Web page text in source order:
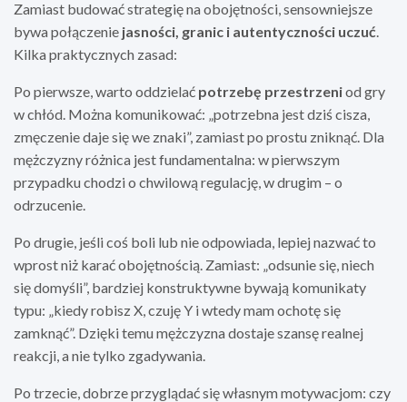
Zamiast budować strategię na obojętności, sensowniejsze
bywa połączenie jasności, granic i autentyczności uczuć.
Kilka praktycznych zasad:
Po pierwsze, warto oddzielać potrzebę przestrzeniod gry
w chłód. Można komunikować: „potrzebna jest dziś cisza,
zmęczenie daje się we znaki”, zamiast po prostu zniknąć. Dla
mężczyzny różnica jest fundamentalna: w pierwszym
przypadku chodzi o chwilową regulację, w drugim – o
odrzucenie.
Po drugie, jeśli coś boli lub nie odpowiada, lepiej nazwać to
wprost niż karać obojętnością. Zamiast: „odsunie się, niech
się domyśli”, bardziej konstruktywne bywają komunikaty
typu: „kiedy robisz X, czuję Y i wtedy mam ochotę się
zamknąć”. Dzięki temu mężczyzna dostaje szansę realnej
reakcji, a nie tylko zgadywania.
Po trzecie, dobrze przyglądać się własnym motywacjom: czy